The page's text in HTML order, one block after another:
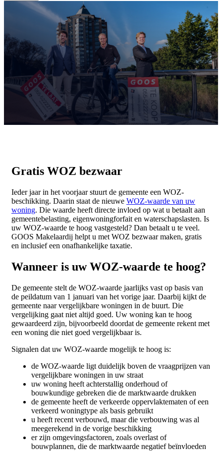
Gratis WOZ bezwaar
Ieder jaar in het voorjaar stuurt de gemeente een WOZ-
beschikking. Daarin staat de nieuwe WOZ-waarde van uw
woning. Die waarde heeft directe invloed op wat u betaalt aan
gemeentebelasting, eigenwoningforfait en waterschapslasten. Is
uw WOZ-waarde te hoog vastgesteld? Dan betaalt u te veel.
GOOS Makelaardij helpt u met WOZ bezwaar maken, gratis
en inclusief een onafhankelijke taxatie.
Wanneer is uw WOZ-waarde te hoog?
De gemeente stelt de WOZ-waarde jaarlijks vast op basis van
de peildatum van 1 januari van het vorige jaar. Daarbij kijkt de
gemeente naar vergelijkbare woningen in de buurt. Die
vergelijking gaat niet altijd goed. Uw woning kan te hoog
gewaardeerd zijn, bijvoorbeeld doordat de gemeente rekent met
een woning die niet goed vergelijkbaar is.
Signalen dat uw WOZ-waarde mogelijk te hoog is:
de WOZ-waarde ligt duidelijk boven de vraagprijzen van
vergelijkbare woningen in uw straat
uw woning heeft achterstallig onderhoud of
bouwkundige gebreken die de marktwaarde drukken
de gemeente heeft de verkeerde oppervlaktematen of een
verkeerd woningtype als basis gebruikt
u heeft recent verbouwd, maar die verbouwing was al
meegerekend in de vorige beschikking
er zijn omgevingsfactoren, zoals overlast of
bouwplannen, die de marktwaarde negatief beïnvloeden